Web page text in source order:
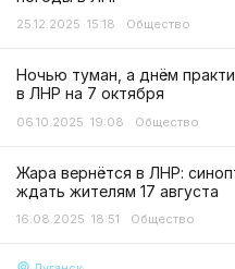
25.12.2025 15:18 Общество
Ночью туман, а днём
в ЛНР на 7 октября
06.10.2025 19:08 Общество
Жара вернётся в ЛНР:
ждать жителям 17 августа
16.08.2025 18:51 Общество